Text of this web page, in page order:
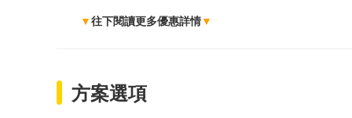
▼往下閱讀更多優惠詳情▼
方案選項